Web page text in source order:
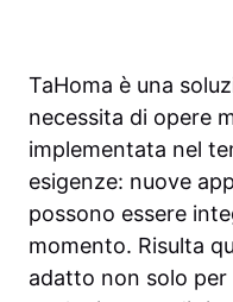
TaHoma è una
necessita di opere
implementata nel
esigenze: nuove
possono essere
momento. Risulta
adatto non solo